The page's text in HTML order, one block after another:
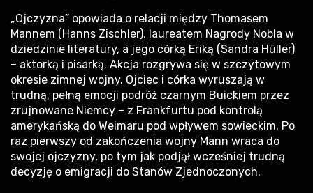
„Ojczyzna” opowiada o relacji między Thomasem
Mannem (Hanns Zischler), laureatem Nagrody Nobla w
dziedzinie literatury, a jego córką Eriką (Sandra Hüller)
– aktorką i pisarką. Akcja rozgrywa się w szczytowym
okresie zimnej wojny. Ojciec i córka wyruszają w
trudną, pełną emocji podróż czarnym Buickiem przez
zrujnowane Niemcy – z Frankfurtu pod kontrolą
amerykańską do Weimaru pod wpływem sowieckim. Po
raz pierwszy od zakończenia wojny Mann wraca do
swojej ojczyzny, po tym jak podjął wcześniej trudną
decyzję o emigracji do Stanów Zjednoczonych.